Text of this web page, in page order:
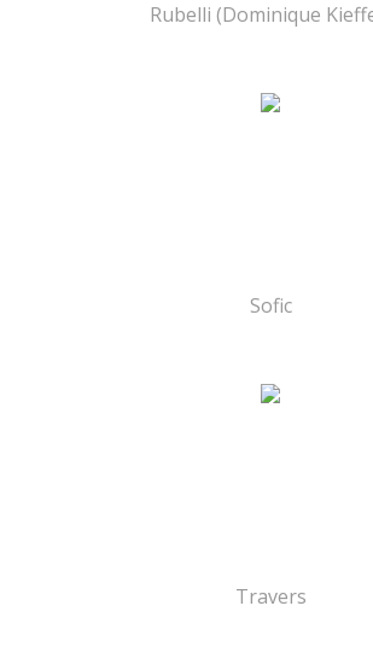
Rubelli (Dominique
Sofic
Travers